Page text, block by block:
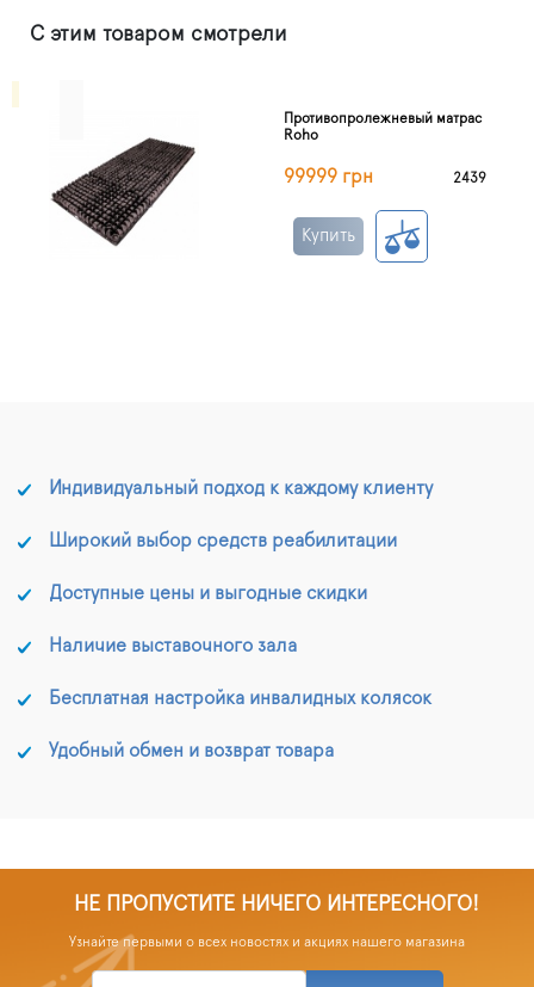
С этим товаром смотрели
Противопролежневый матрас
Roho
99999 грн 2439
Купить
Индивидуальный подход к каждому клиенту
Широкий выбор средств реабилитации
Доступные цены и выгодные скидки
Наличие выставочного зала
Бесплатная настройка инвалидных колясок
Удобный обмен и возврат товара
НЕ ПРОПУСТИТЕ НИЧЕГО ИНТЕРЕСНОГО!
Узнайте первыми о всех новостях и акциях нашего магазина